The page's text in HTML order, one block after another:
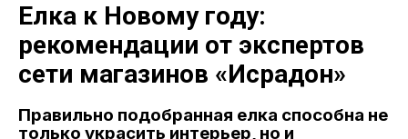
Елка к Новому году:
рекомендации от экспертов
сети магазинов «Исрадон»
Правильно подобранная елка способна не
только украсить интерьер, но и